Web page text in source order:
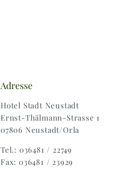
Adresse
Hotel Stadt Neustadt
Ernst-Thälmann-Strasse 1
07806 Neustadt/Orla
Tel.: 036481 / 22749
Fax: 036481 / 23929